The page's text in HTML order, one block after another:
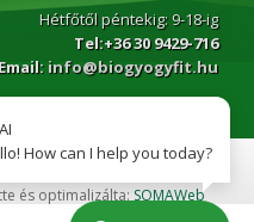
Hétfőtől péntekig: 9-18-ig
Tel:+36 30 9429-716
Email: info@biogyogyfit.hu
webáruház Minden jog
és optimalizálta: SOMAWeb
How can I help you today?